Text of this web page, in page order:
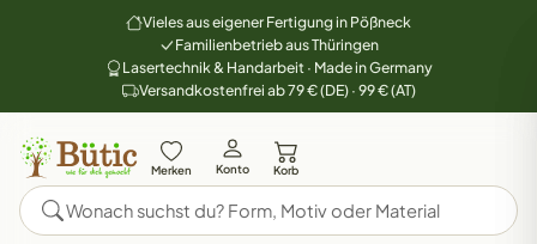
Vieles aus eigener Fertigung in Pößneck
Familienbetrieb aus Thüringen
Lasertechnik & Handarbeit · Made in Germany
Versandkostenfrei ab 79 € (DE) · 99 € (AT)
Merken Konto Korb